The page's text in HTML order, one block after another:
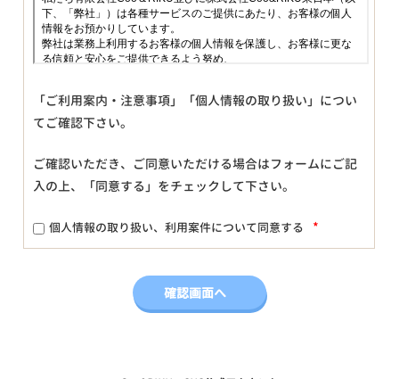
「ご利用案内・注意事項」「個人情報の取り扱い」につい
てご確認下さい。
ご確認いただき、ご同意いただける場合はフォームにご記
入の上、「同意する」をチェックして下さい。
個人情報の取り扱い、利用案件について同意する *